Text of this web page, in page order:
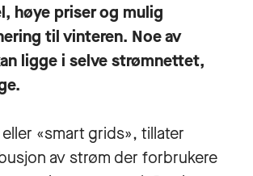
høye priser og mulig
til vinteren. Noe av
ligge i selve strømnettet,
«smart grids», tillater
av strøm der forbrukere